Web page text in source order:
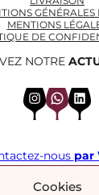
Cookies
GÉNÉRALES
MENTIONS
DE
NOTRE
InstagramWhatsApp LinkedIn
nous par
DE